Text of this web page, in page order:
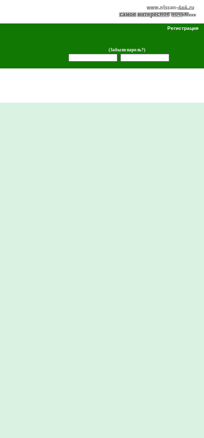
Регистрация
(Забыли пароль?)